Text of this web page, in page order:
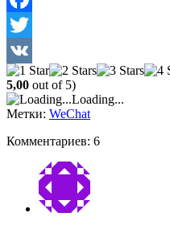
Facebook
Twitter
VK
5,00 out of 5)
Loading...
Метки: WeChat
Комментариев: 6